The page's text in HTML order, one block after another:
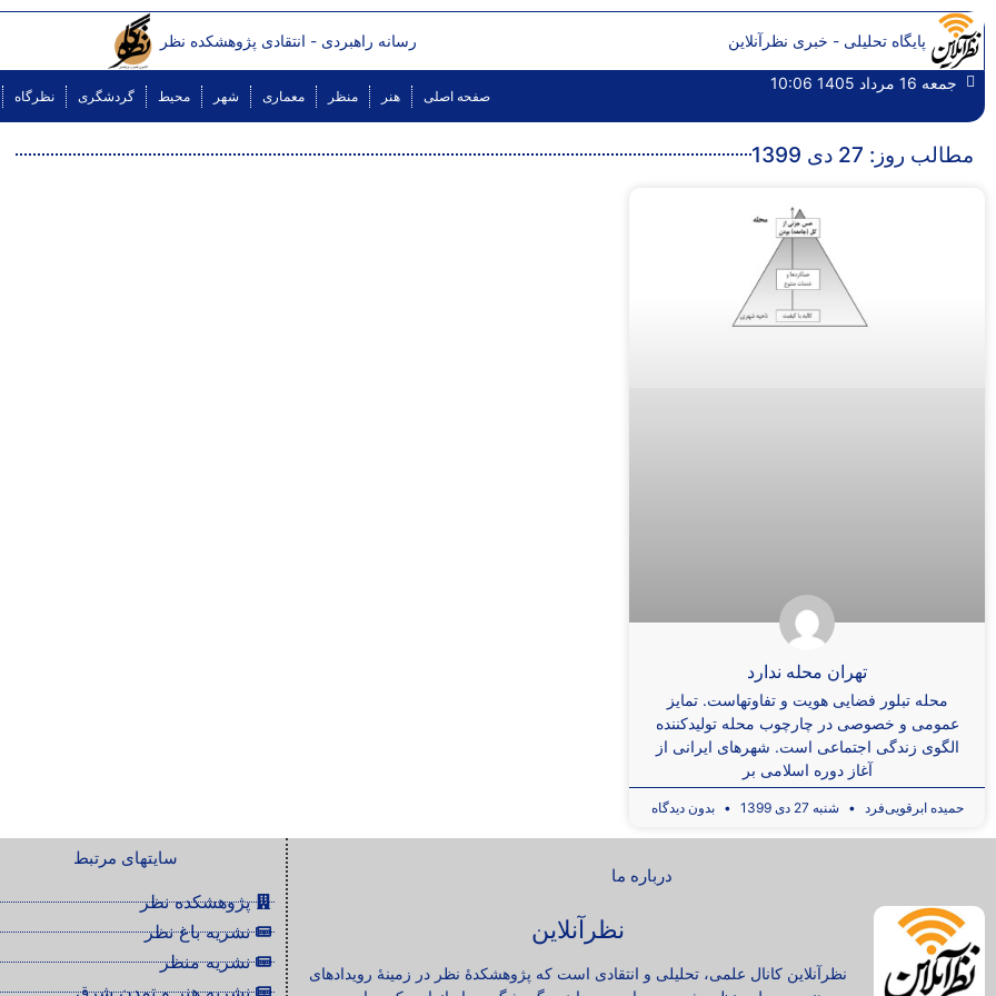
پایگاه تحلیلی - خبری نظرآنلاین رسانه راهبردی - انتقادی پژوهشکده نظر
جمعه 16 مرداد 1405 10:06
صفحه اصلی هنر منظر معماری شهر محیط گردشگری نظرگاه
مطالب روز: 27 دی 1399
تهران محله ندارد
محله تبلور فضایی هویت و تفاوتهاست. تمایز
عمومی و خصوصی در چارچوب محله تولیدکننده
الگوی زندگی اجتماعی است. شهرهای ایرانی از
آغاز دوره اسلامی بر
حمیده ابرقویی‌فرد شنبه 27 دی 1399 بدون دیدگاه
درباره ما
نظرآنلاین
نظرآنلاین کانال علمی، تحلیلی و انتقادی است که پژوهشکدۀ نظر در زمینۀ رویدادهای
سایتهای مرتبط
پژوهشکده نظر
نشریه باغ نظر
نشریه منظر